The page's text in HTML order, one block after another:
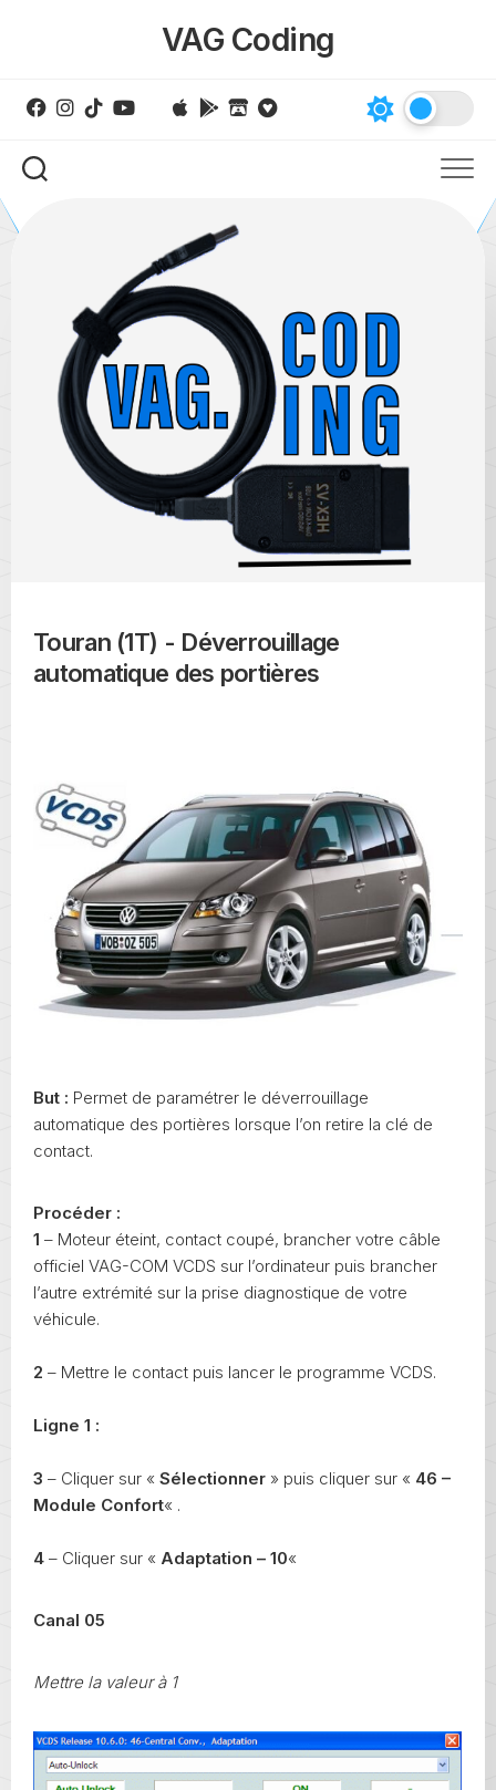
VAG Coding
Touran (1T) - Déverrouillage
automatique des portières
But : Permet de paramétrer le déverrouillage
automatique des portières lorsque l’on retire la clé de
contact.
Procéder :
1 – Moteur éteint, contact coupé, brancher votre câble
officiel VAG-COM VCDS sur l’ordinateur puis brancher
l’autre extrémité sur la prise diagnostique de votre
véhicule.
2 – Mettre le contact puis lancer le programme VCDS.
Ligne 1 :
3 – Cliquer sur « Sélectionner » puis cliquer sur « 46 –
Module Confort« .
4 – Cliquer sur « Adaptation – 10«
Canal 05
Mettre la valeur à 1